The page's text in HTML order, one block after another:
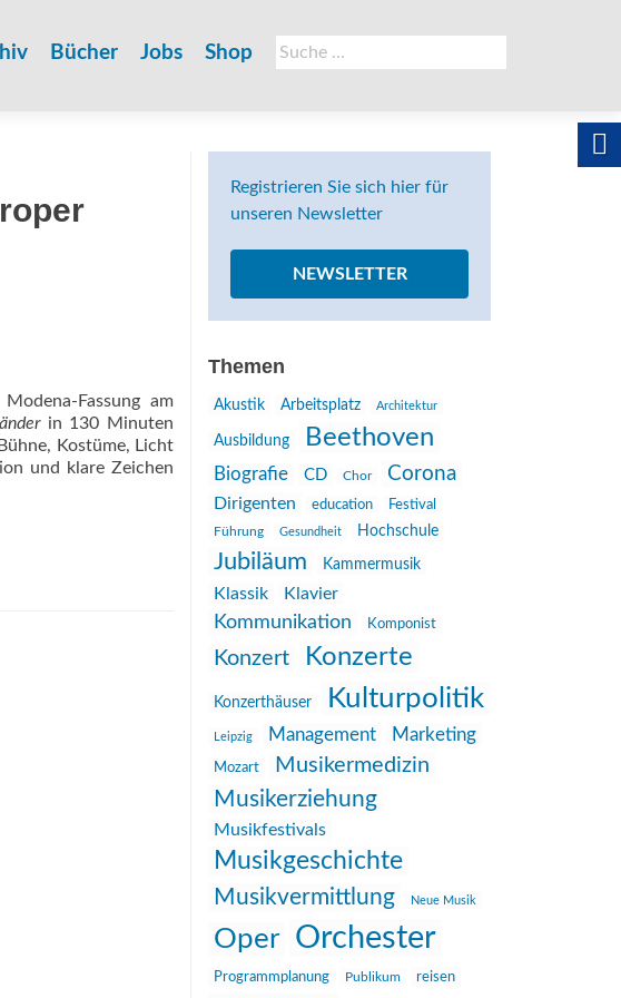
Suche
nach:
Bücher Jobs Shop
Fassung am
in 130 Minuten
Kostüme, Licht
und klare Zeichen
Registrieren Sie sich hier für
unseren Newsletter
NEWSLETTER
Themen
Akustik Arbeitsplatz Architektur
Ausbildung Beethoven
Biografie CD Chor Corona
Dirigenten education
Festival
Führung
Gesundheit Hochschule
Jubiläum Kammermusik
Klassik Klavier
Kommunikation Komponist
Konzert Konzerte
Konzerthäuser Kulturpolitik
Leipzig Management Marketing
Mozart Musikermedizin
Musikerziehung
Musikfestivals
Musikgeschichte
Musikvermittlung Neue Musik
Oper Orchester
Programmplanung Publikum reisen